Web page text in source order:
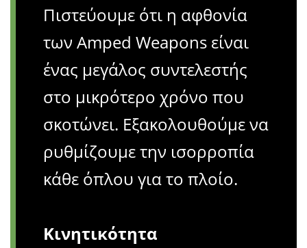
Πιστεύουμε ότι η αφθονία
των Amped Weapons είναι
ένας μεγάλος συντελεστής
στο μικρότερο χρόνο που
σκοτώνει. Εξακολουθούμε να
ρυθμίζουμε την ισορροπία
κάθε όπλου για το πλοίο.
Κινητικότητα